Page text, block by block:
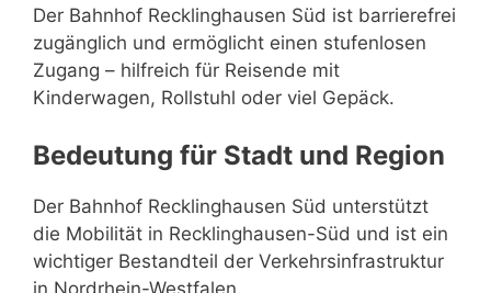
Der Bahnhof Recklinghausen Süd ist barrierefrei
zugänglich und ermöglicht einen stufenlosen
Zugang – hilfreich für Reisende mit
Kinderwagen, Rollstuhl oder viel Gepäck.
Bedeutung für Stadt und Region
Der Bahnhof Recklinghausen Süd unterstützt
die Mobilität in Recklinghausen-Süd und ist ein
wichtiger Bestandteil der Verkehrsinfrastruktur
in Nordrhein-Westfalen.